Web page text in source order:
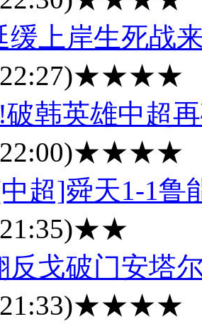
缓上岸生死战
★★★★
破韩英雄中超
★★★★
超]舜天1-1鲁
★★
反戈破门安塔
★★★★